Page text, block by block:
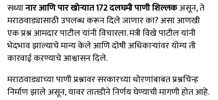
सध्यानार आणि पार खोऱ्यात 172 दलघमी पाणी शिल्लकअसून, ते
मराठवाड्यासाठी उपलब्ध करून दिले जाणार का? असा आणखी
एक प्रश्न आमदार पाटील यांनी विचारला. मंत्री विखे पाटील यांनी
भेदभाव झाल्याचे मान्य केले आणि दोषी अधिकाऱ्यांवर योग्य ती
कारवाई करण्याचे आश्वासन दिले.
मराठवाड्याच्या पाणी प्रश्नावर सरकारच्या धोरणांबाबत प्रश्नचिन्ह
निर्माण झाले असून, यावर तातडीने निर्णय घेण्याची मागणी होत आहे.